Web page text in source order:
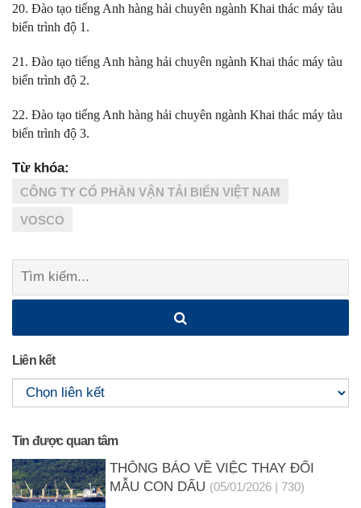
20. Đào tạo tiếng Anh hàng hải chuyên ngành Khai thác máy tàu
biển trình độ 1.
21. Đào tạo tiếng Anh hàng hải chuyên ngành Khai thác máy tàu
biển trình độ 2.
22. Đào tạo tiếng Anh hàng hải chuyên ngành Khai thác máy tàu
biển trình độ 3.
Từ khóa:
CÔNG TY CỔ PHẦN VẬN TẢI BIỂN VIỆT NAM
VOSCO
Tìm
Liên kết
Tin được quan tâm
THÔNG BÁO VỀ VIỆC THAY ĐỔI
MẪU CON DẤU (05/01/2026 | 730)